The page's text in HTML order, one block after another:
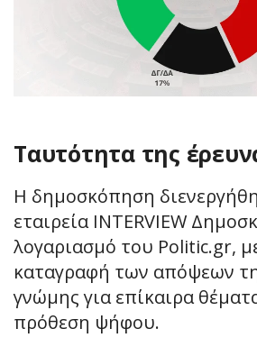
Ταυτότητα της
Η δημοσκόπηση
εταιρεία INTERVIEW
λογαριασμό του Politic.gr,
καταγραφή των απόψεων
γνώμης για επίκαιρα
πρόθεση ψήφου.